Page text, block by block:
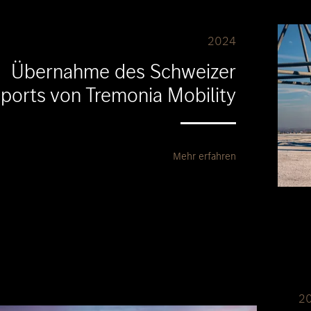
2024
Übernahme des Schweizer
von Tremonia Mobility
Mehr erfahren